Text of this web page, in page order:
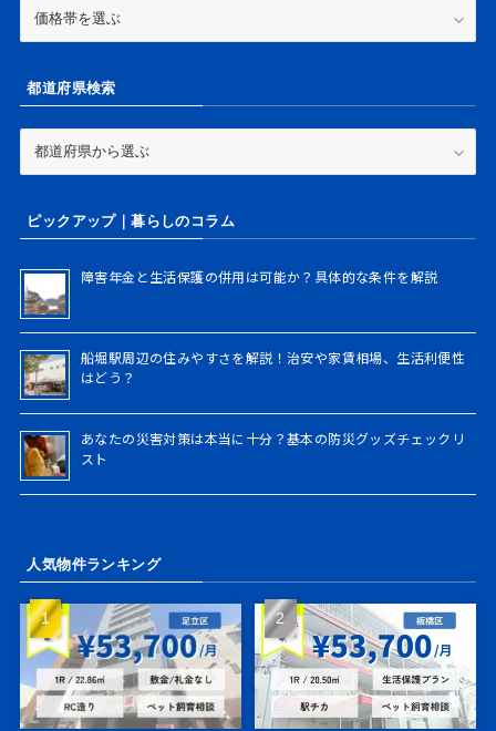
帯
都道府県検索
検ピックアップ｜暮らしのコラム
障害年金と生活保護の併用は可能か？具体的な条件を解説
船堀駅周辺の住みやすさを解説！治安や家賃相場、生活利便性
はどう？
あなたの災害対策は本当に十分？基本の防災グッズチェックリ
スト
人気物件ランキング